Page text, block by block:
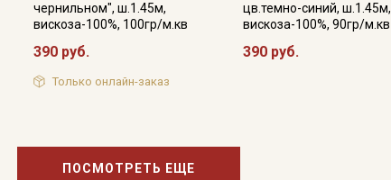
чернильном", ш.1.45м,
вискоза-100%, 100гр/м.кв
390 руб.
Только онлайн-заказ
цв.темно-синий, ш.1.45м,
вискоза-100%, 90гр/м.кв
390 руб.
ПОСМОТРЕТЬ ЕЩЕ